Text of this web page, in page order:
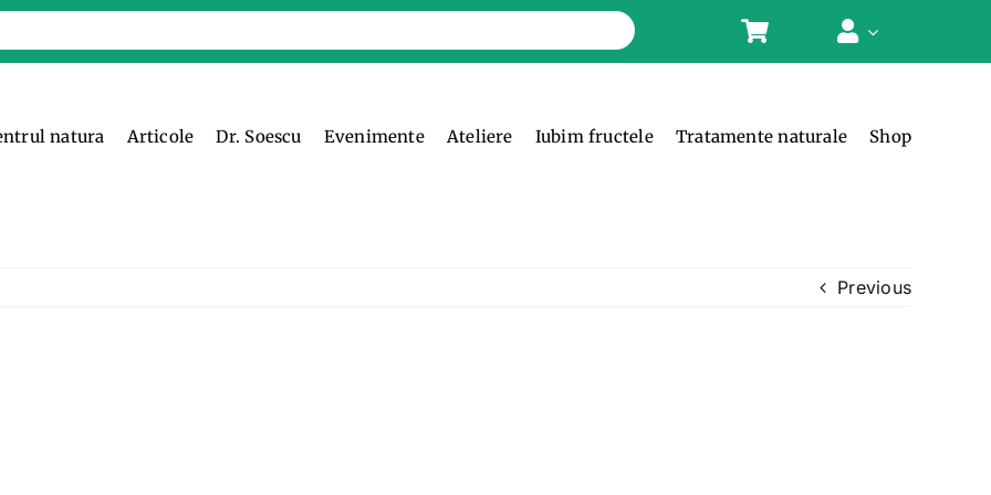
natura Articole Dr. Soescu Evenimente Ateliere Iubim fructele Tratamente naturale Shop
Previous